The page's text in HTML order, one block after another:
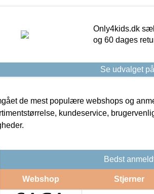
Only4kids.dk
og 60 dages
Se udvalget
de mest populære webshops og
kundeservice,
Bedst
Webshop Stjerner